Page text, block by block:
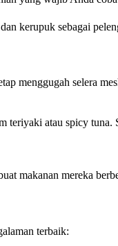
kerupuk sebagai
menggugah selera
teriyaki atau spicy tuna.
makanan mereka
terbaik: